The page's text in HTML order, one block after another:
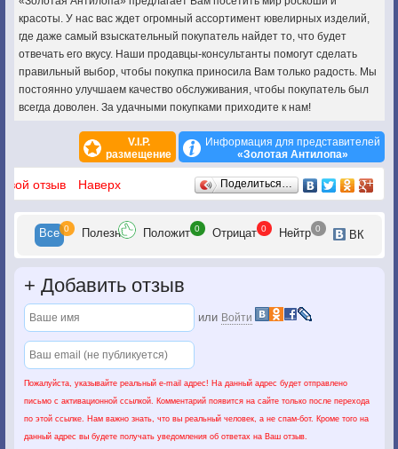
красоты. У нас вас ждет огромный ассортимент ювелирных изделий,
где даже самый взыскательный покупатель найдет то, что будет
отвечать его вкусу. Наши продавцы-консультанты помогут сделать
правильный выбор, чтобы покупка приносила Вам только радость. Мы
постоянно улучшаем качество обслуживания, чтобы покупатель был
всегда доволен. За удачными покупками приходите к нам!
V.I.P.
размещение
Информация для представителей
«Золотая Антилопа»
Отзывы
отзыв Наверх Поделиться…
Все 0 Полезн Положит 0 Отрицат 0 Нейтр 0 ВК
+ Добавить отзыв
или Войти
Пожалуйста, указывайте реальный e-mail адрес! На данный адрес будет отправлено
письмо с активационной ссылкой. Комментарий появится на сайте только после перехода
по этой ссылке. Нам важно знать, что вы реальный человек, а не спам-бот. Кроме того на
данный адрес вы будете получать уведомления об ответах на Ваш отзыв.